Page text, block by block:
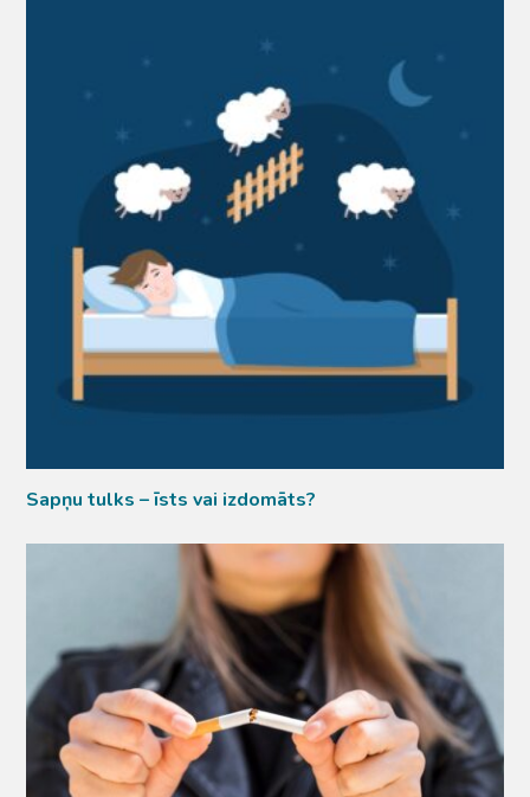
Sapņu tulks – īsts vai izdomāts?